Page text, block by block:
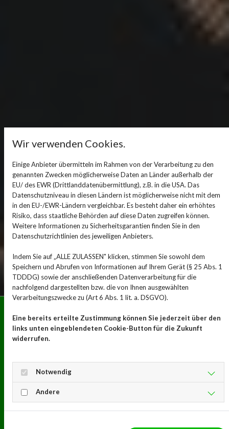
Öffnungszeiten
Montag - Freitag 08:00 - 12:30 und 14:30 - 18:30
Pfarrmorgen 2-4 • 65205 Wiesbaden-Delkenheim
Telefax: 06122 503570
Wir verwenden Cookies.
Einige Anbieter übermitteln im Rahmen von der Verarbeitung zu den
genannten Zwecken möglicherweise Daten an Länder außerhalb der
EU/ des EWR (Drittlanddatenübermittlung), z.B. in die USA. Das
Datenschutzniveau in diesen Ländern ist möglicherweise nicht mit dem
in den EU-/EWR-Ländern vergleichbar. Es besteht daher ein erhöhtes
Risiko, dass staatliche Behörden auf diese Daten zugreifen können.
Weitere Informationen zu Sicherheitsgarantien finden Sie in den
Datenschutzrichtlinien des jeweiligen Anbieters.
Indem Sie auf „ALLE ZULASSEN" klicken, stimmen Sie sowohl dem
Speichern und Abrufen von Informationen auf Ihrem Gerät (§ 25 Abs. 1
TDDDG) sowie der anschließenden Datenverarbeitung für die
nachfolgend dargestellten bzw. die von Ihnen ausgewählten
Verarbeitungszwecke zu (Art 6 Abs. 1 lit. a. DSGVO).
Eine bereits erteilte Zustimmung können Sie jederzeit über den
links unten eingeblendeten Cookie-Button für die Zukunft
widerrufen.
Notwendig
Andere